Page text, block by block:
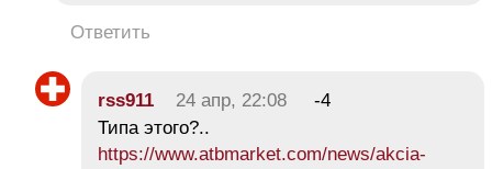
Ответить
rss911 24 апр, 22:08
-4
Типа этого?..
https://www.atbmarket.com/news/akcia-